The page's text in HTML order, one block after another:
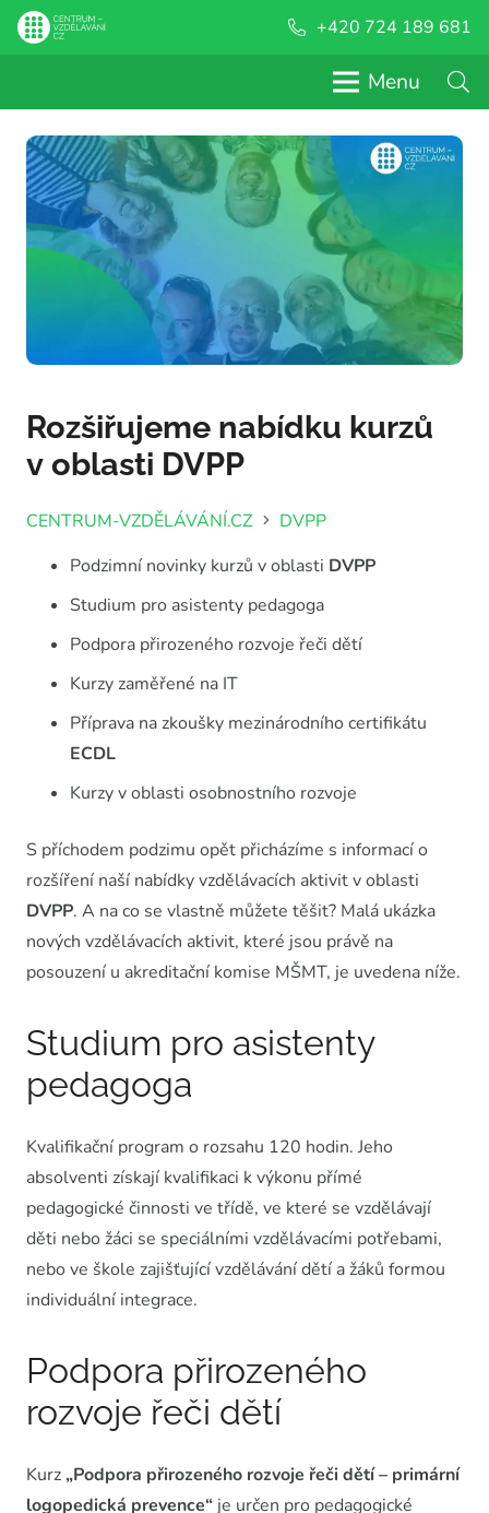
+420 724 189 681
Menu
Rozšiřujeme nabídku kurzů
v oblasti DVPP
CENTRUM-VZDĚLÁVÁNÍ.CZ
DVPP
Podzimní novinky kurzů v oblasti DVPP
Studium pro asistenty pedagoga
Podpora přirozeného rozvoje řeči dětí
Kurzy zaměřené na IT
Příprava na zkoušky mezinárodního certifikátu
ECDL
Kurzy v oblasti osobnostního rozvoje
S příchodem podzimu opět přicházíme s informací o
rozšíření naší nabídky vzdělávacích aktivit v oblasti
DVPP. A na co se vlastně můžete těšit? Malá ukázka
nových vzdělávacích aktivit, které jsou právě na
posouzení u akreditační komise MŠMT, je uvedena níže.
Studium pro asistenty
pedagoga
Kvalifikační program o rozsahu 120 hodin. Jeho
absolventi získají kvalifikaci k výkonu přímé
pedagogické činnosti ve třídě, ve které se vzdělávají
děti nebo žáci se speciálními vzdělávacími potřebami,
nebo ve škole zajišťující vzdělávání dětí a žáků formou
individuální integrace.
Podpora přirozeného
rozvoje řeči dětí
Kurz „Podpora přirozeného rozvoje řeči dětí – primární
logopedická prevence“ je určen pro pedagogické